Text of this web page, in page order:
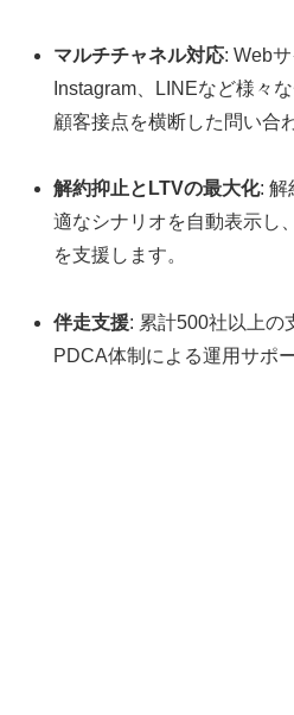
マルチチャネル対応: Web
Instagram、LINEなど様々
顧客接点を横断した問い合
解約抑止とLTVの最大化: 解
適なシナリオを自動表示し
を支援します。
伴走支援: 累計500社以上の
PDCA体制による運用サポ